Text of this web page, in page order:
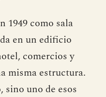
1949 como sala
en un edificio
comercios y
misma estructura.
sino uno de esos